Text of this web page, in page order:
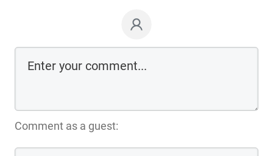
Comment as a guest: